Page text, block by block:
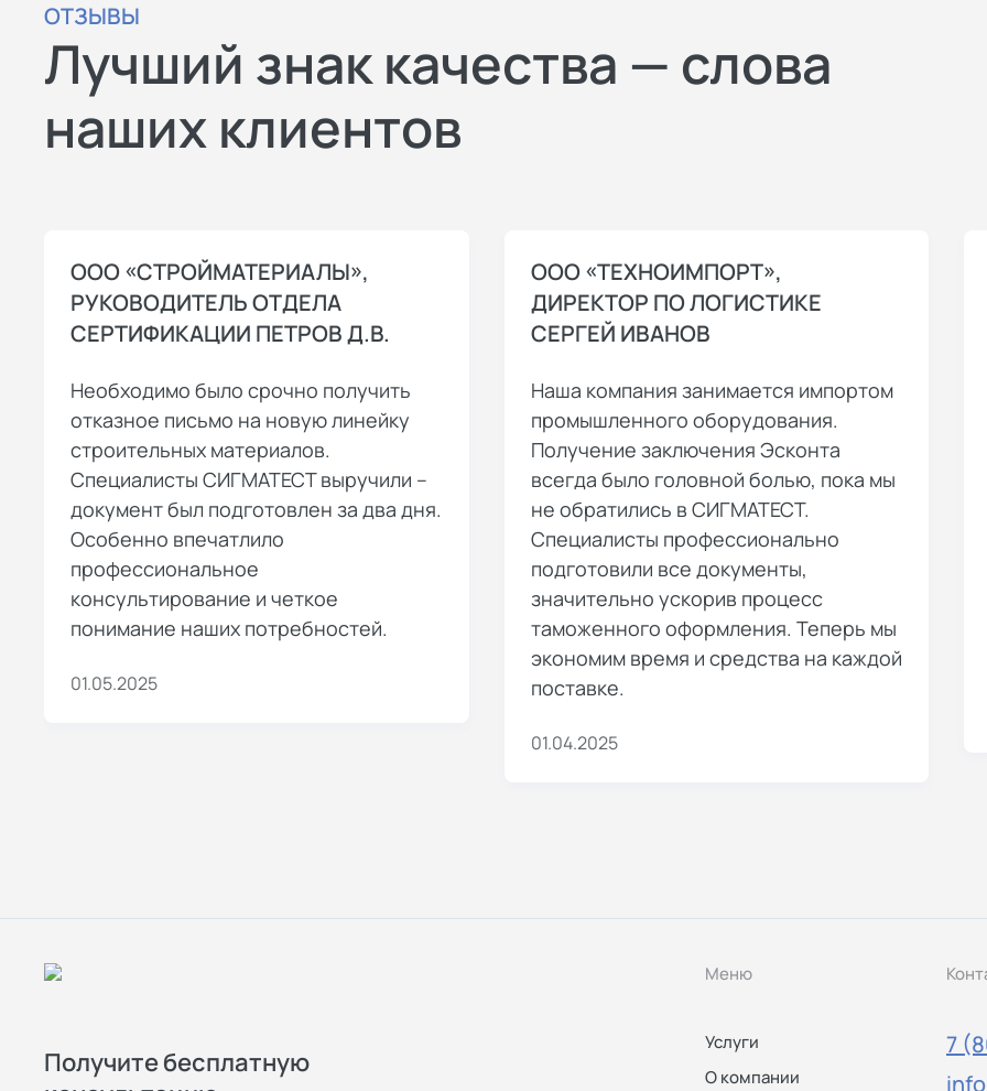
ОТЗЫВЫ
Лучший знак качества — слова
наших клиентов
ООО «СТРОЙМАТЕРИАЛЫ»,
РУКОВОДИТЕЛЬ ОТДЕЛА
СЕРТИФИКАЦИИ ПЕТРОВ Д.В.
Необходимо было срочно получить
отказное письмо на новую линейку
строительных материалов.
Специалисты СИГМАТЕСТ выручили –
документ был подготовлен за два дня.
Особенно впечатлило
профессиональное
консультирование и четкое
понимание наших потребностей.
01.05.2025
ООО «ТЕХНОИМПОРТ»,
ДИРЕКТОР ПО ЛОГИСТИКЕ
СЕРГЕЙ ИВАНОВ
Наша компания занимается импортом
промышленного оборудования.
Получение заключения Эсконта
всегда было головной болью, пока мы
не обратились в СИГМАТЕСТ.
Специалисты профессионально
подготовили все документы,
значительно ускорив процесс
таможенного оформления. Теперь мы
экономим время и средства на каждой
поставке.
01.04.2025
Получите бесплатную
Меню
Услуги
О компании
7